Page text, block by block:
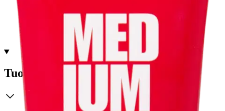
Tarkista myymäläsaatavuus
Tuotekuvaus